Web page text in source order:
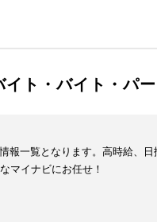
ト・バイト・パ
報一覧となります。高時給、
マイナビにお任せ！